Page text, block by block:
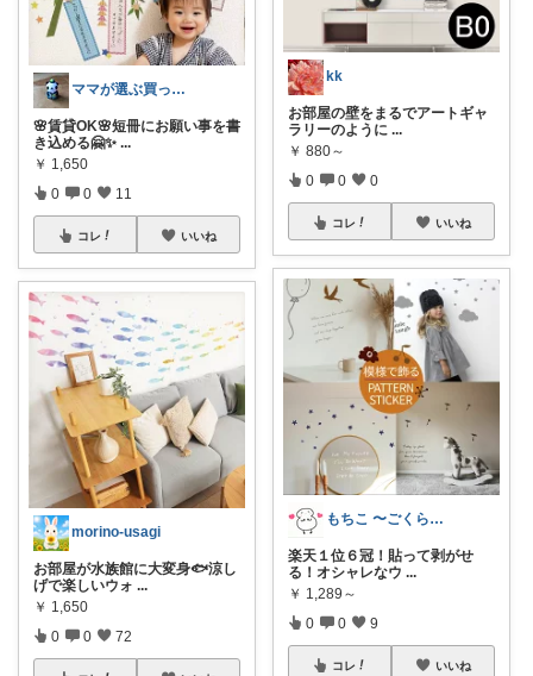
ママが選ぶ買ってよかった🌸育児🌸防災
🌸賃貸OK🌸短冊にお願い事を書
き込める🤗✨ ...
￥ 1,650
0 0 11
コレ いいね
morino-usagi
お部屋が水族館に大変身🐟涼し
げで楽しいウォ ...
￥ 1,650
0 0 72
kk
お部屋の壁をまるでアートギャ
ラリーのように ...
￥ 880～
0 0 0
コレ いいね
もちこ 〜ごくらく＆かわいい生活♪
楽天１位６冠！貼って剥がせ
る！オシャレなウ ...
￥ 1,289～
0 0 9
コレ いいね